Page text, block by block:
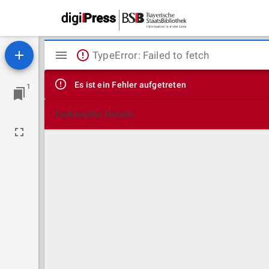
1
Mirador
Viewer
TypeError: Failed to fetch
Es ist ein Fehler aufgetreten
Technische Details